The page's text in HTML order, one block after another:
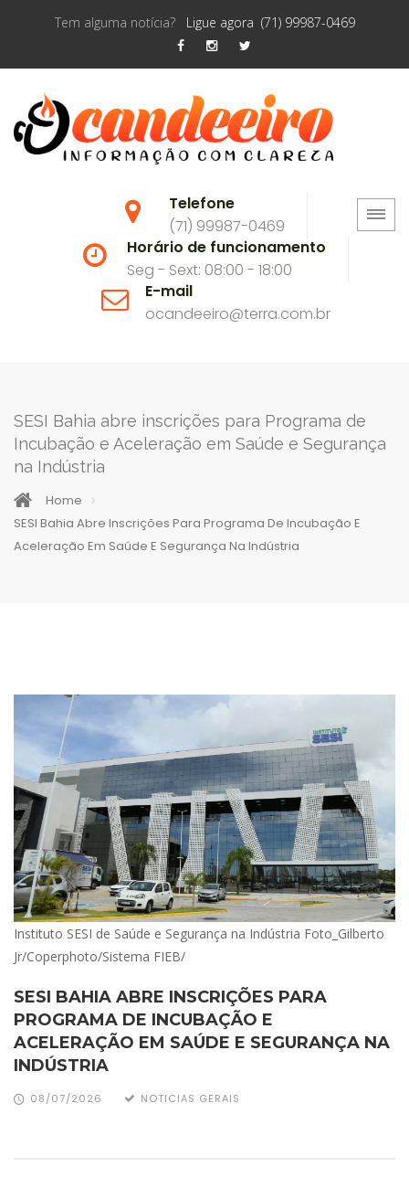
Tem alguma notícia? Ligue agora (71) 99987-0469
Telefone
(71) 99987-0469
Horário de funcionamento
Seg - Sext: 08:00 - 18:00
E-mail
ocandeeiro@terra.com.br
SESI Bahia abre inscrições para Programa de
Incubação e Aceleração em Saúde e Segurança
na Indústria
Home
SESI Bahia Abre Inscrições Para Programa De Incubação E
Aceleração Em Saúde E Segurança Na Indústria
Instituto SESI de Saúde e Segurança na Indústria Foto_Gilberto
Jr/Coperphoto/Sistema FIEB/
SESI BAHIA ABRE INSCRIÇÕES PARA
PROGRAMA DE INCUBAÇÃO E
ACELERAÇÃO EM SAÚDE E SEGURANÇA NA
INDÚSTRIA
08/07/2026 NOTICIAS GERAIS